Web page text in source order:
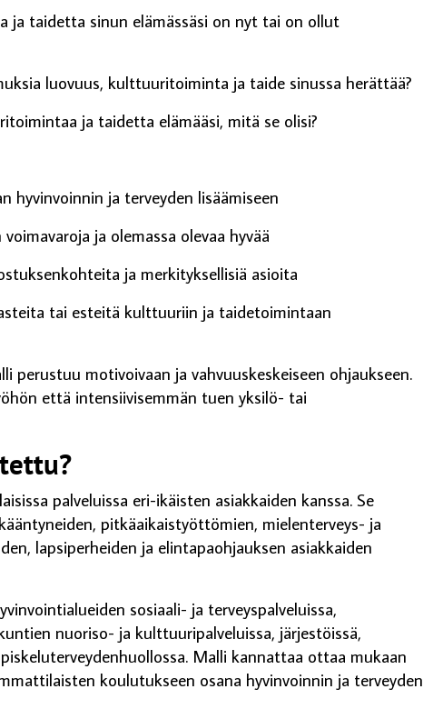
taidetta sinun elämässäsi on nyt tai on ollut
luovuus, kulttuuritoiminta ja taide sinussa herättää?
ja taidetta elämääsi, mitä se olisi?
hyvinvoinnin ja terveyden lisäämiseen
ja olemassa olevaa hyvää
ja merkityksellisiä asioita
tai esteitä kulttuuriin ja taidetoimintaan
perustuu motivoivaan ja vahvuuskeskeiseen ohjaukseen.
että intensiivisemmän tuen yksilö- tai
palveluissa eri-ikäisten asiakkaiden kanssa. Se
pitkäaikaistyöttömien, mielenterveys- ja
lapsiperheiden ja elintapaohjauksen asiakkaiden
sosiaali- ja terveyspalveluissa,
nuoriso- ja kulttuuripalveluissa, järjestöissä,
Malli kannattaa ottaa mukaan
koulutukseen osana hyvinvoinnin ja terveyden